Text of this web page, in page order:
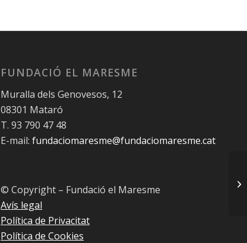
FUNDACIÓ EL MARESME
Muralla dels Genovesos, 12
08301 Mataró
T. 93 790 47 48
E-mail:fundaciomaresme@fundaciomaresme.cat
© Copyright – Fundació el Maresme
Avís legal
Política de Privacitat
Política de Cookies